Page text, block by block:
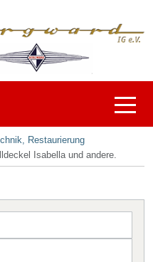
Off-
Restaurierung
Isabella und andere.